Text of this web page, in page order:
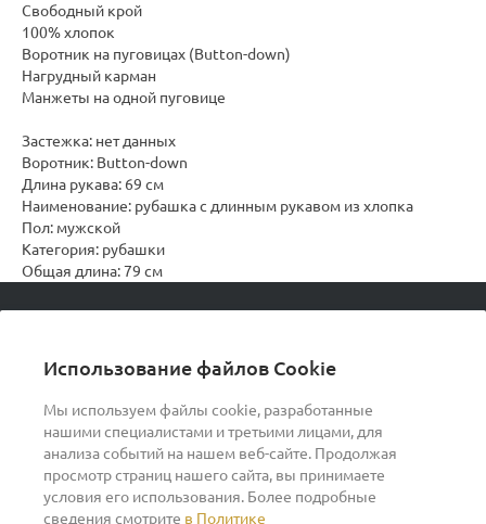
Использование файлов Cookie
Мы используем файлы cookie, разработанные
нашими специалистами и третьими лицами, для
анализа событий на нашем веб-сайте. Продолжая
просмотр страниц нашего сайта, вы принимаете
условия его использования. Более подробные
сведения смотрите в Политике
Свободный крой
100% хлопок
Воротник на пуговицах (Button-down)
Нагрудный карман
Манжеты на одной пуговице
Застежка: нет данных
Воротник: Button-down
Длина рукава: 69 см
Наименование: рубашка с длинным рукавом из хлопка
Пол: мужской
Категория: рубашки
Общая длина: 79 см
О компании
Помощь